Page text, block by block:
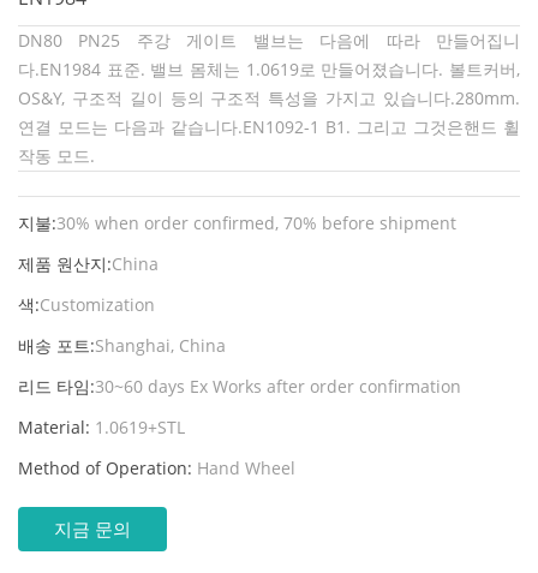
DN80 PN25 주강 게이트 밸브는 다음에 따라 만들어집니
다.EN1984 표준. 밸브 몸체는 1.0619로 만들어졌습니다. 볼트커버,
OS&Y, 구조적 길이 등의 구조적 특성을 가지고 있습니다.280mm.
연결 모드는 다음과 같습니다.EN1092-1 B1. 그리고 그것은핸드 휠
작동 모드.
지불:30% when order confirmed, 70% before shipment
제품 원산지:China
색:Customization
배송 포트:Shanghai, China
리드 타임:30~60 days Ex Works after order confirmation
Material: 1.0619+STL
Method of Operation: Hand Wheel
지금 문의